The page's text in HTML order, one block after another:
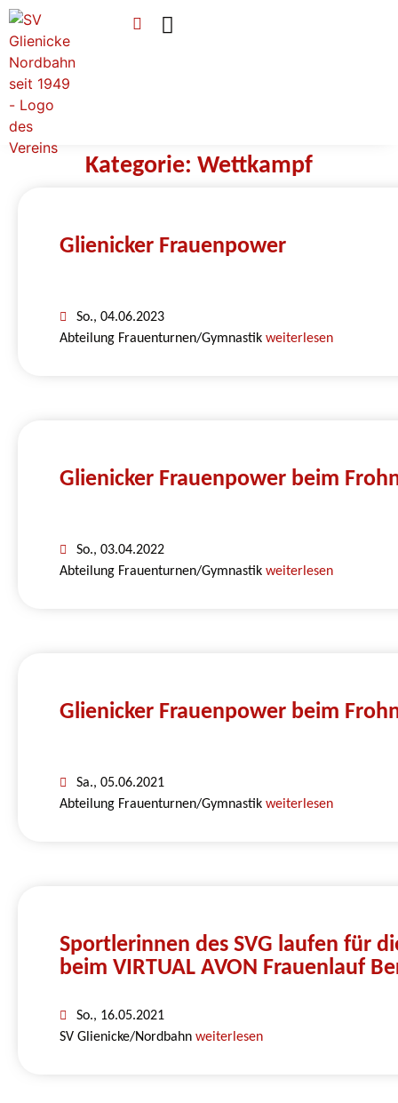
Kategorie: Wettkampf
Glienicker Frauenpower
So., 04.06.2023
Abteilung Frauenturnen/Gymnastikweiterlesen
Glienicker Frauenpower beim
So., 03.04.2022
Abteilung Frauenturnen/Gymnastikweiterlesen
Glienicker Frauenpower beim
Sa., 05.06.2021
Abteilung Frauenturnen/Gymnastikweiterlesen
Sportlerinnen des SVG laufen für
beim VIRTUAL AVON Frauenlauf
So., 16.05.2021
SV Glienicke/Nordbahnweiterlesen